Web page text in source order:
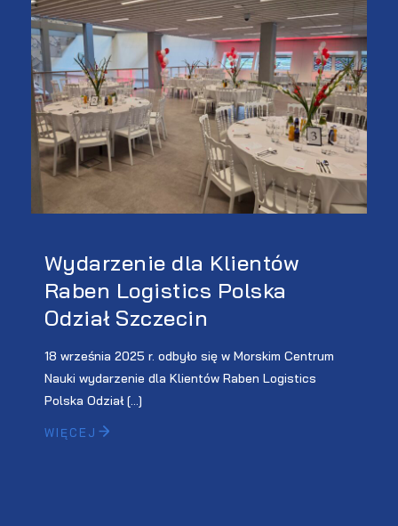
Wydarzenie dla Klientów
Raben Logistics Polska
Odział Szczecin
18 września 2025 r. odbyło się w Morskim Centrum
Nauki wydarzenie dla Klientów Raben Logistics
Polska Odział […]
WIĘCEJ